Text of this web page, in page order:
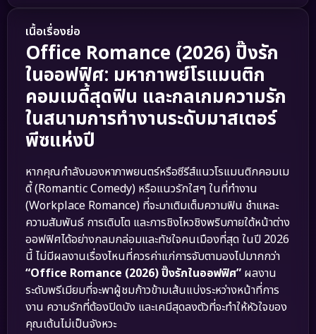
เนื้อเรื่องย่อ
Office Romance (2026) ปิ๊งรัก
ในออฟฟิศ: มหากาพย์โรแมนติก
คอมเมดี้สุดฟิน และกลเกมความรัก
ในสนามการทำงานระดับมาสเตอร์
พีซแห่งปี
หากคุณกำลังมองหาภาพยนตร์หรือซีรีส์แนวโรแมนติกคอมเม
ดี้ (Romantic Comedy) หรือแนวรักใสๆ ในที่ทำงาน
(Workplace Romance) ที่จะมาเติมเต็มความฟิน ชำแหละ
ความสัมพันธ์ การเติบโต และการชิงไหวชิงพริบภายใต้หน้าต่าง
ออฟฟิศได้อย่างกลมกล่อมและทัชใจคนเมืองที่สุด ในปี 2026
นี้ ไม่มีผลงานเรื่องไหนที่ควรค่าแก่การจับตามองไปมากกว่า
“Office Romance (2026) ปิ๊งรักในออฟฟิศ” ผลงาน
ระดับพรีเมียมที่จะพาผู้ชมก้าวข้ามเส้นแบ่งระหว่างหน้าที่การ
งาน ความรักที่ต้องปิดบัง และเคมีสุดลงตัวที่จะทำให้หัวใจของ
คุณเต้นไม่เป็นจังหวะ